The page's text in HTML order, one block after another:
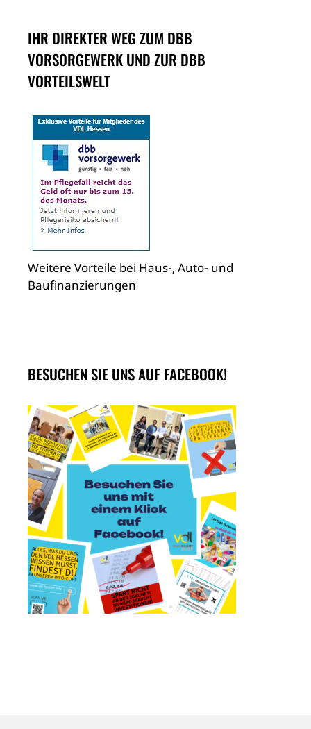
IHR DIREKTER WEG ZUM DBB
VORSORGEWERK UND ZUR DBB
VORTEILSWELT
Weitere Vorteile bei Haus-, Auto- und
Baufinanzierungen
BESUCHEN SIE UNS AUF FACEBOOK!